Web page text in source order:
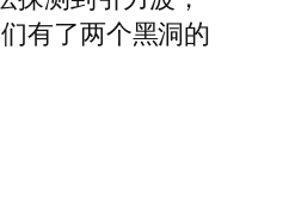
有了两个黑洞的